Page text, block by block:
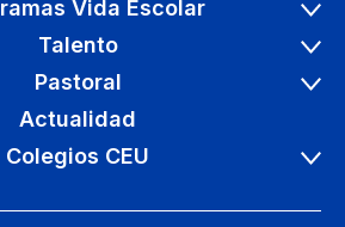
Vida Escolar
Talento
Pastoral
Actualidad
Colegios CEU